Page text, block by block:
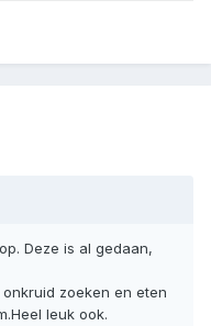
Deze is al gedaan,
zoeken en eten
leuk ook.